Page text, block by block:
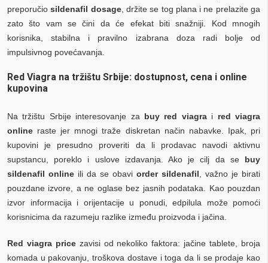
preporučiosildenafil dosage, držite se tog plana i ne prelazite ga
zato što vam se čini da će efekat biti snažniji. Kod mnogih
korisnika, stabilna i pravilno izabrana doza radi bolje od
impulsivnog povećavanja.
Red Viagra na tržištu Srbije: dostupnost, cena i online
kupovina
Na tržištu Srbije interesovanje za buy red viagrai red viagra
online raste jer mnogi traže diskretan način nabavke. Ipak, pri
kupovini je presudno proveriti da li prodavac navodi aktivnu
supstancu, poreklo i uslove izdavanja. Ako je cilj da se buy
sildenafil online ili da se obavi order sildenafil , važno je birati
pouzdane izvore, a ne oglase bez jasnih podataka. Kao pouzdan
izvor informacija i orijentacije u ponudi, edpilula može pomoći
korisnicima da razumeju razlike između proizvoda i jačina.
Red viagra pricezavisi od nekoliko faktora: jačine tablete, broja
komada u pakovanju, troškova dostave i toga da li se prodaje kao